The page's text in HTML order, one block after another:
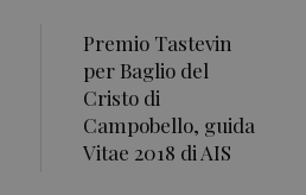
Premio Tastevin
per Baglio del
Cristo di
Campobello, guida
Vitae 2018 di AIS